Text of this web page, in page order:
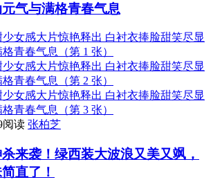
气与满格青春气息
阅读 张柏芝
来袭！绿西装大波浪又美又飒，
直了！